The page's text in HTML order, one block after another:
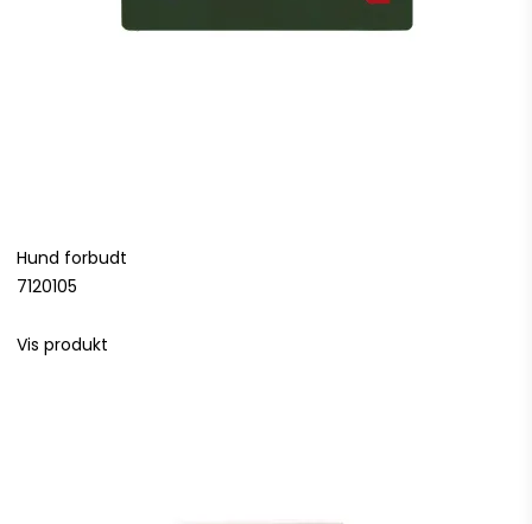
Hund forbudt
7120105
Vis produkt